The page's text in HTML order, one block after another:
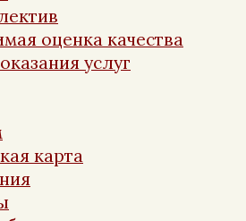
оценка качества
услуг
карта